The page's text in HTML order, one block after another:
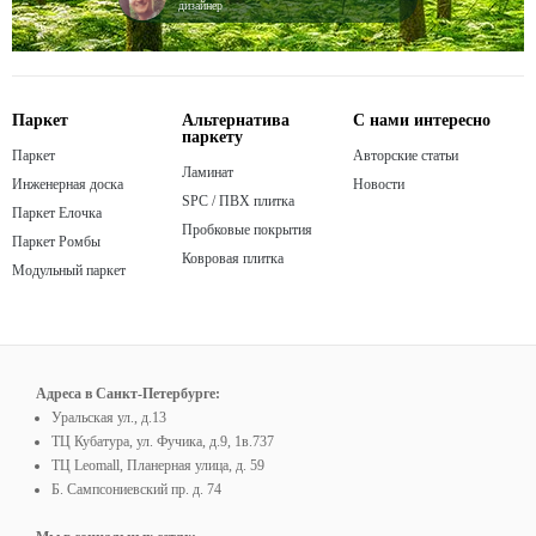
дизайнер
Паркет
Паркет
Инженерная доска
Паркет Елочка
Паркет Ромбы
Модульный паркет
Альтернатива
паркету
Ламинат
SPC / ПВХ плитка
Пробковые покрытия
Ковровая плитка
С нами интересно
Авторские статьи
Новости
Адреса в Санкт-Петербурге:
Уральская ул., д.13
ТЦ Кубатура, ул. Фучика, д.9, 1в.737
ТЦ Leomall, Планерная улица, д. 59
Б. Сампсониевский пр. д. 74